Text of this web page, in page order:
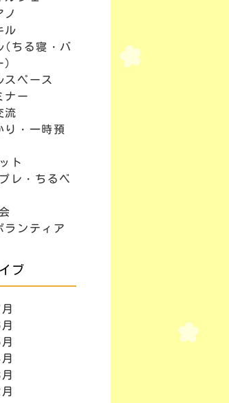
ノ
ル
(ちる寝・バ
)
スペース
ナー
流
り・一時預
ト
レ・ちるベ
ランティア
ブ